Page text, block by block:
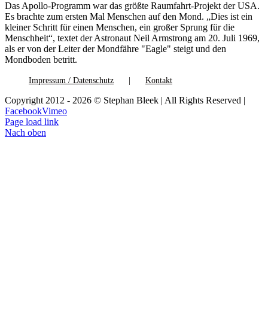
Das Apollo-Programm war das größte Raumfahrt-Projekt der USA.
Es brachte zum ersten Mal Menschen auf den Mond. „Dies ist ein
kleiner Schritt für einen Menschen, ein großer Sprung für die
Menschheit“, textet der Astronaut Neil Armstrong am 20. Juli 1969,
als er von der Leiter der Mondfähre "Eagle" steigt und den
Mondboden betritt.
Impressum / Datenschutz Kontakt
Copyright 2012 - 2026 © Stephan Bleek | All Rights Reserved |
FacebookVimeo
Page load link
Nach oben